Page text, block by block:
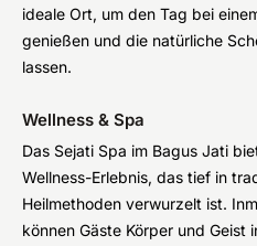
ideale Ort, um den Tag bei
genießen und die natürliche
lassen.
Wellness & Spa
Das Sejati Spa im Bagus Jati
Wellness-Erlebnis, das tief in
Heilmethoden verwurzelt ist.
können Gäste Körper und Geist